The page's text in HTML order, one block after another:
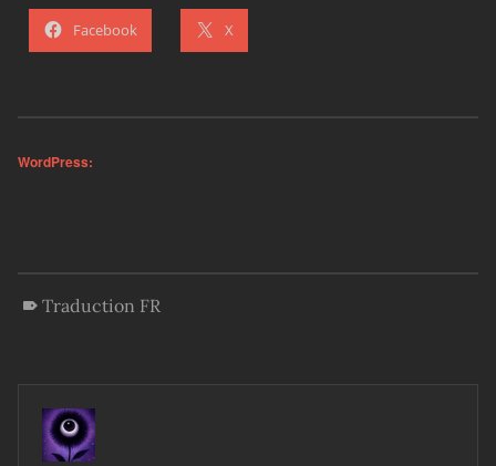
Facebook X
WordPress:
Traduction FR